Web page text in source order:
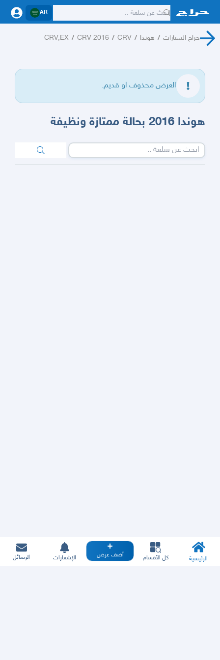
AR
حراج السيارات / هوندا /
CRV
/
CRV 2016
/
CRV,EX
العرض محذوف او قديم.
هوندا 2016 بحالة ممتازة ونظيفة
الرئيسية كل الأقسام أضف عرض الإشعارات الرسائل